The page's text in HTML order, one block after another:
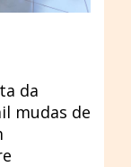
da
mudas de